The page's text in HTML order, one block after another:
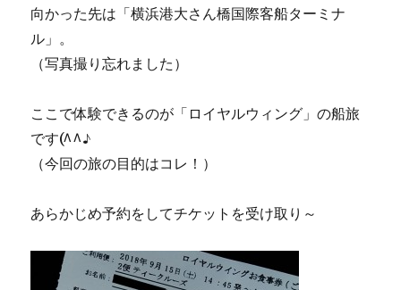
向かった先は「横浜港大さん橋国際客船ターミナ
ル」。
（写真撮り忘れました）
ここで体験できるのが「ロイヤルウィング」の船旅
です(^^♪
（今回の旅の目的はコレ！）
あらかじめ予約をしてチケットを受け取り～